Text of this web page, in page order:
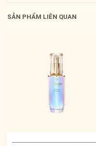
SẢN PHẨM LIÊN QUAN